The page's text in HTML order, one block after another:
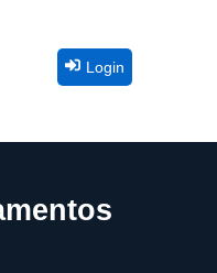
Login